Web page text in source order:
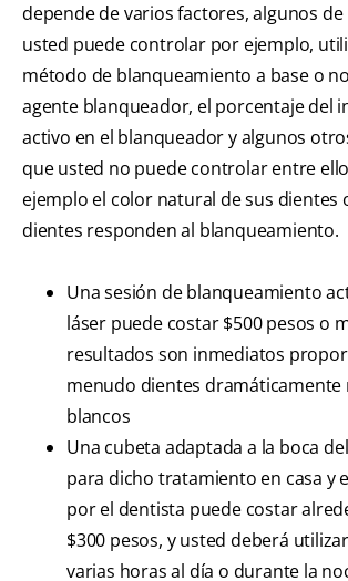
depende de varios factores, algunos de
usted puede controlar por ejemplo,
método de blanqueamiento a base o
agente blanqueador, el porcentaje del
activo en el blanqueador y algunos
que usted no puede controlar entre
ejemplo el color natural de sus dientes
dientes responden al blanqueamiento.
Una sesión de blanqueamiento
láser puede costar $500 pesos o
resultados son inmediatos
menudo dientes dramáticamente
blancos
Una cubeta adaptada a la boca
para dicho tratamiento en casa y
por el dentista puede costar
$300 pesos, y usted deberá
varias horas al día o durante la